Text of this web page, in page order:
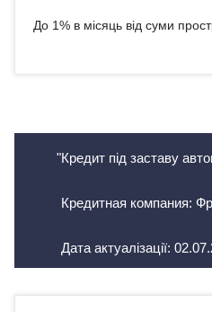
До 1% в місяць від суми
"Кредит під заставу
Кредитная компания:
Дата актуалізації: